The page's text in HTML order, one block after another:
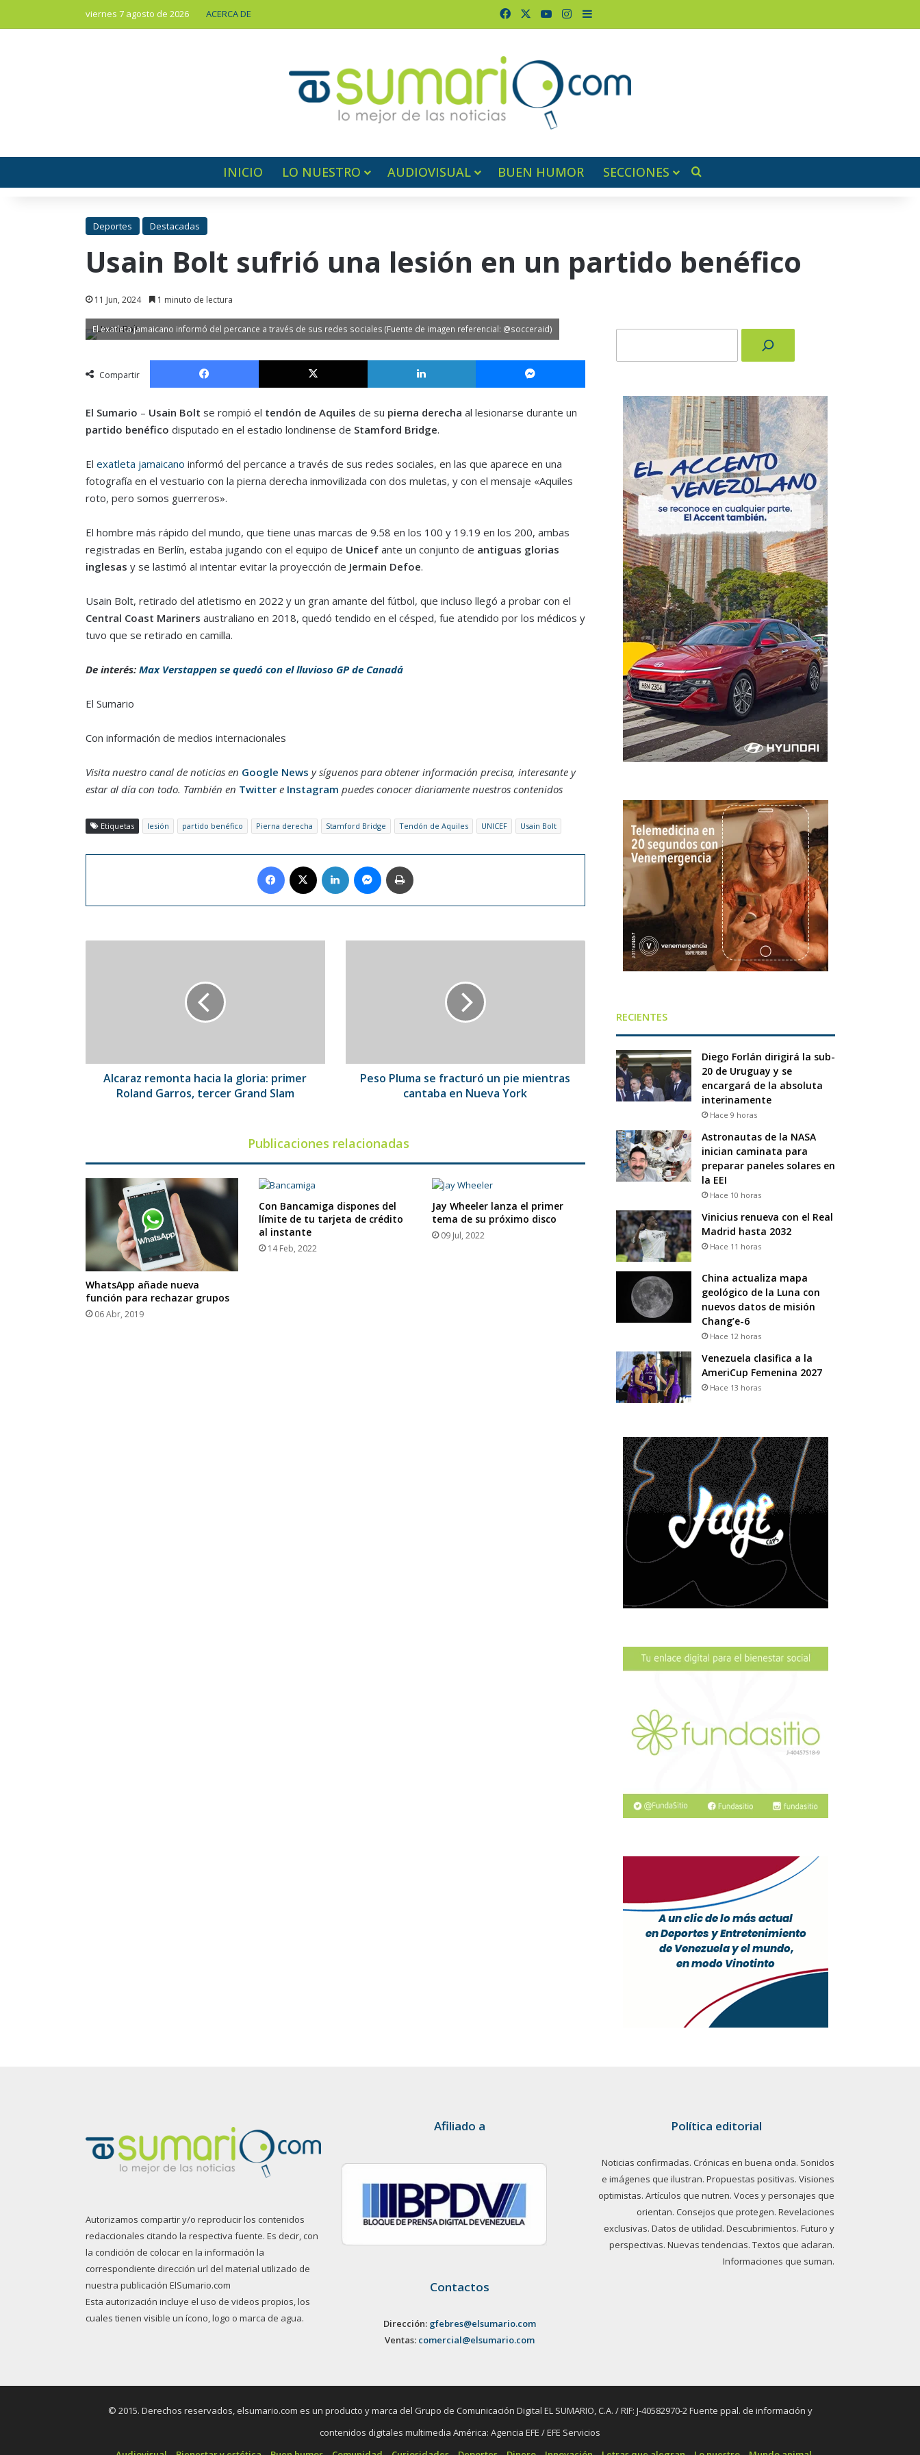
viernes 7 agosto de 2026 ACERCA DE FacebookYouTubeInstagram
Barra lateral
INICIO LO NUESTRO AUDIOVISUAL BUEN HUMOR SECCIONES
Deportes Destacadas
Usain Bolt sufrió una lesión en un partido benéfico
11 Jun, 2024 1 minuto de lectura
El exatleta jamaicano informó del percance a través de sus redes sociales (Fuente de imagen referencial: @socceraid)
Compartir
Facebook X LinkedIn Messenger
El Sumario – Usain Bolt se rompió el tendón de Aquiles de su pierna derecha al lesionarse durante un
partido benéfico disputado en el estadio londinense de Stamford Bridge.
El exatleta jamaicano informó del percance a través de sus redes sociales, en las que aparece en una
fotografía en el vestuario con la pierna derecha inmovilizada con dos muletas, y con el mensaje «Aquiles
roto, pero somos guerreros».
El hombre más rápido del mundo, que tiene unas marcas de 9.58 en los 100 y 19.19 en los 200, ambas
registradas en Berlín, estaba jugando con el equipo de Unicefante un conjunto de antiguas glorias
inglesas y se lastimó al intentar evitar la proyección de Jermain Defoe.
Usain Bolt, retirado del atletismo en 2022 y un gran amante del fútbol, que incluso llegó a probar con el
Central Coast Mariners australiano en 2018, quedó tendido en el césped, fue atendido por los médicos y
tuvo que se retirado en camilla.
De interés: Max Verstappen se quedó con el lluvioso GP de Canadá
El Sumario
Con información de medios internacionales
Visita nuestro canal de noticias en Google News y síguenos para obtener información precisa, interesante y
estar al día con todo. También en Twittere Instagram puedes conocer diariamente nuestros contenidos
Etiquetas lesión partido benéfico Pierna derecha Stamford Bridge Tendón de Aquiles UNICEF Usain Bolt
Facebook LinkedIn Messenger
tercer
GrandAlcaraz remonta hacia la gloria: primer
Roland Garros, tercer Grand Slam
en
NuevaPeso Pluma se fracturó un pie mientras
cantaba en Nueva York
Publicaciones relacionadas
WhatsApp añade nueva
función para rechazar grupos
06 Abr, 2019
Con Bancamiga dispones del
límite de tu tarjeta de crédito
al instante
14 Feb, 2022
Jay Wheeler lanza el primer
tema de su próximo disco
09 Jul, 2022
RECIENTES
Diego Forlán dirigirá la sub-
20 de Uruguay y se
encargará de la absoluta
interinamente
Hace 9 horas
Astronautas de la NASA
inician caminata para
preparar paneles solares en
la EEI
Hace 10 horas
Vinicius renueva con el Real
Madrid hasta 2032
Hace 11 horas
China actualiza mapa
geológico de la Luna con
nuevos datos de misión
Chang’e-6
Hace 12 horas
Venezuela clasifica a la
AmeriCup Femenina 2027
Hace 13 horas
Autorizamos compartir y/o reproducir los contenidos
redaccionales citando la respectiva fuente. Es decir, con
la condición de colocar en la información la
correspondiente dirección url del material utilizado de
nuestra publicación ElSumario.com
Esta autorización incluye el uso de videos propios, los
cuales tienen visible un ícono, logo o marca de agua.
Afiliado a
Contactos
Dirección: gfebres@elsumario.com
Ventas: comercial@elsumario.com
Política editorial
Noticias confirmadas. Crónicas en buena onda. Sonidos
e imágenes que ilustran. Propuestas positivas. Visiones
optimistas. Artículos que nutren. Voces y personajes que
orientan. Consejos que protegen. Revelaciones
exclusivas. Datos de utilidad. Descubrimientos. Futuro y
perspectivas. Nuevas tendencias. Textos que aclaran.
Informaciones que suman.
© 2015. Derechos reservados, elsumario.com es un producto y marca del Grupo de Comunicación Digital EL SUMARIO, C.A. / RIF: J-40582970-2 Fuente ppal. de información y
contenidos digitales multimedia América: Agencia EFE / EFE Servicios